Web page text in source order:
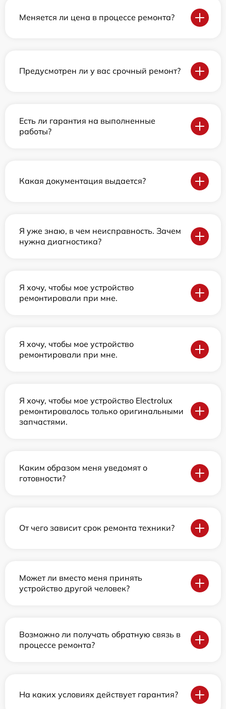
Меняется ли цена в процессе ремонта?
Предусмотрен ли у вас срочный ремонт?
Есть ли гарантия на выполненные
работы?
Какая документация выдается?
Я уже знаю, в чем неисправность. Зачем
нужна диагностика?
Я хочу, чтобы мое устройство
ремонтировали при мне.
Я хочу, чтобы мое устройство
ремонтировали при мне.
Я хочу, чтобы мое устройство Electrolux
ремонтировалось только оригинальными
запчастями.
Каким образом меня уведомят о
готовности?
От чего зависит срок ремонта техники?
Может ли вместо меня принять
устройство другой человек?
Возможно ли получать обратную связь в
процессе ремонта?
На каких условиях действует гарантия?